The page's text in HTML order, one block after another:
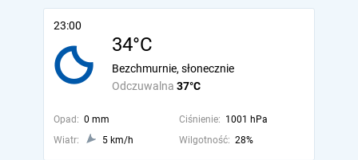
23:00
34°C
Odczuwalna 37°C
Bezchmurnie, słonecznie
Opad: 0 mm Ciśnienie: 1001 hPa
Wiatr:
5 km/h Wilgotność: 28%